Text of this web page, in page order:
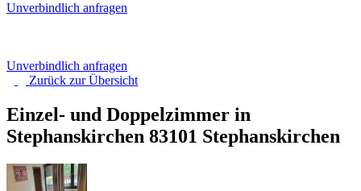
Unverbindlich anfragen
Unverbindlich anfragen
Zurück zurÜbersicht
Einzel- und Doppelzimmer in
Stephanskirchen 83101 Stephanskirchen